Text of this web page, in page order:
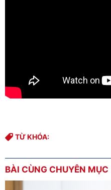
TỪ KHÓA:
BÀI CÙNG CHUYÊN MỤC